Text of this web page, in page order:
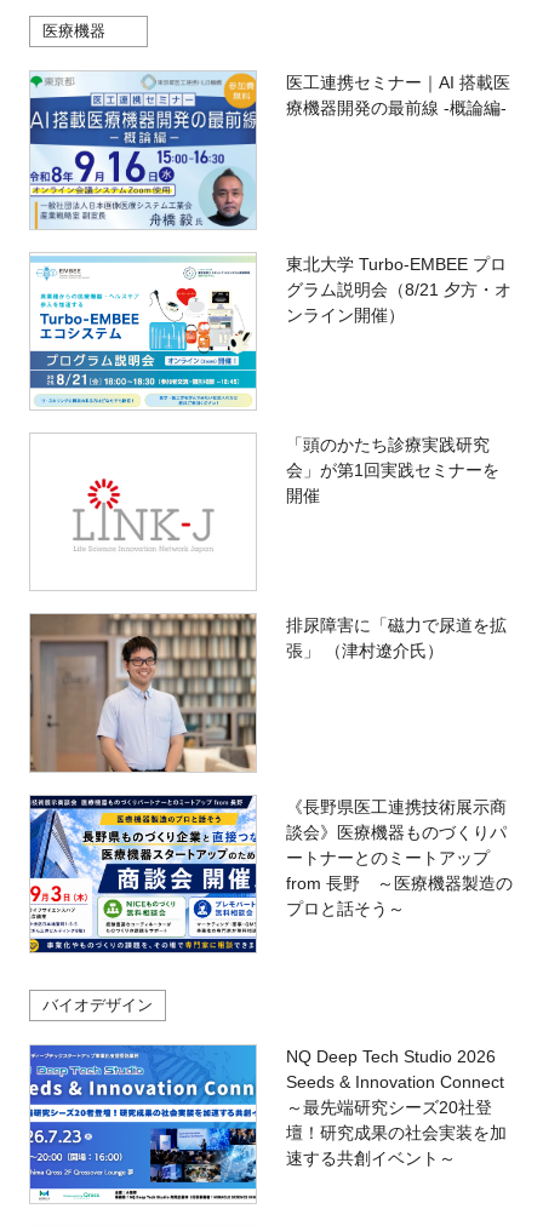
医療機器
医工連携セミナー｜AI 搭載医
療機器開発の最前線 -概論編-
東北大学 Turbo-EMBEE プロ
グラム説明会（8/21 夕方・オ
ンライン開催）
「頭のかたち診療実践研究
会」が第1回実践セミナーを
開催
排尿障害に「磁力で尿道を拡
張」 （津村遼介氏）
《長野県医工連携技術展示商
談会》医療機器ものづくりパ
ートナーとのミートアップ
from 長野 ～医療機器製造の
プロと話そう～
バイオデザイン
NQ Deep Tech Studio 2026
Seeds & Innovation Connect
～最先端研究シーズ20社登
壇！研究成果の社会実装を加
速する共創イベント～